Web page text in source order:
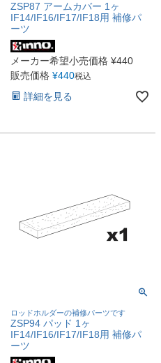
ZSP87 アームカバー 1ヶ
IF14/IF16/IF17/IF18用 補修パ
ーツ
メーカー希望小売価格 ¥440
販売価格 ¥440税込
詳細を見る
ロッドホルダーの補修パーツです
ZSP94 パッド 1ヶ
IF14/IF16/IF17/IF18用 補修パ
ーツ